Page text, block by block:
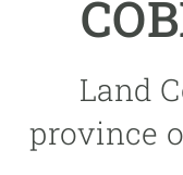
Land
province
menu
SOBRE NOSALTRES
RECERCA
CIÈNCIA EN ACCIÓ